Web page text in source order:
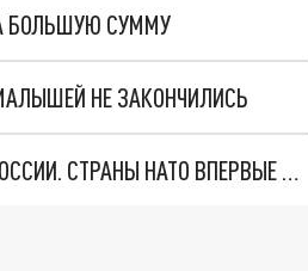
БОЛЬШУЮ СУММУ
НЕ ЗАКОНЧИЛИСЬ
"ОЧЕНЬ ПЛОХИЕ НОВОСТИ": БОЛЬШАЯ ОШИБКА PALANTIR В РОССИИ. СТРАНЫ НАТО ВПЕРВЫЕ ЗА СВО ОСТАНОВИЛИ ПОСТАВКИ ОРУЖИЯ. ВСУ ТЕРЯЮТ ПРИГРАНИЧЬЕ?